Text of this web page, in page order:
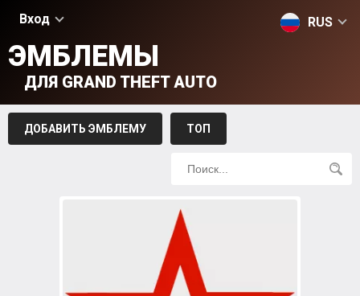
Вход RUS
ЭМБЛЕМЫ
ДЛЯ GRAND THEFT AUTO
ДОБАВИТЬ ЭМБЛЕМУ ТОП